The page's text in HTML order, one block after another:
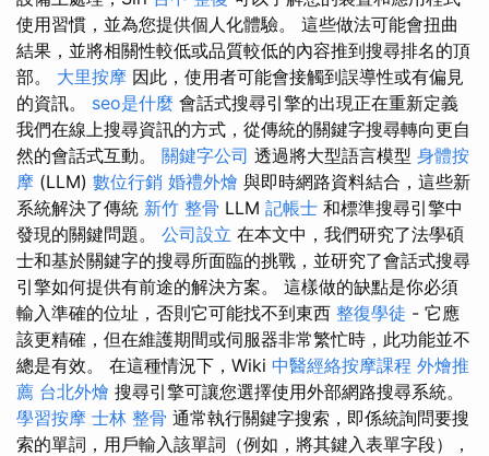
使用習慣，並為您提供個人化體驗。 這些做法可能會扭曲
結果，並將相關性較低或品質較低的內容推到搜尋排名的頂
部。 大里按摩 因此，使用者可能會接觸到誤導性或有偏見
的資訊。 seo是什麼 會話式搜尋引擎的出現正在重新定義
我們在線上搜尋資訊的方式，從傳統的關鍵字搜尋轉向更自
然的會話式互動。 關鍵字公司 透過將大型語言模型 身體按
摩 (LLM) 數位行銷 婚禮外燴 與即時網路資料結合，這些新
系統解決了傳統 新竹 整骨 LLM 記帳士 和標準搜尋引擎中
發現的關鍵問題。 公司設立 在本文中，我們研究了法學碩
士和基於關鍵字的搜尋所面臨的挑戰，並研究了會話式搜尋
引擎如何提供有前途的解決方案。 這樣做的缺點是你必須
輸入準確的位址，否則它可能找不到東西 整復學徒 - 它應
該更精確，但在維護期間或伺服器非常繁忙時，此功能並不
總是有效。 在這種情況下，Wiki 中醫經絡按摩課程 外燴推
薦 台北外燴 搜尋引擎可讓您選擇使用外部網路搜尋系統。
學習按摩 士林 整骨 通常執行關鍵字搜索，即係統詢問要搜
索的單詞，用戶輸入該單詞（例如，將其鍵入表單字段），